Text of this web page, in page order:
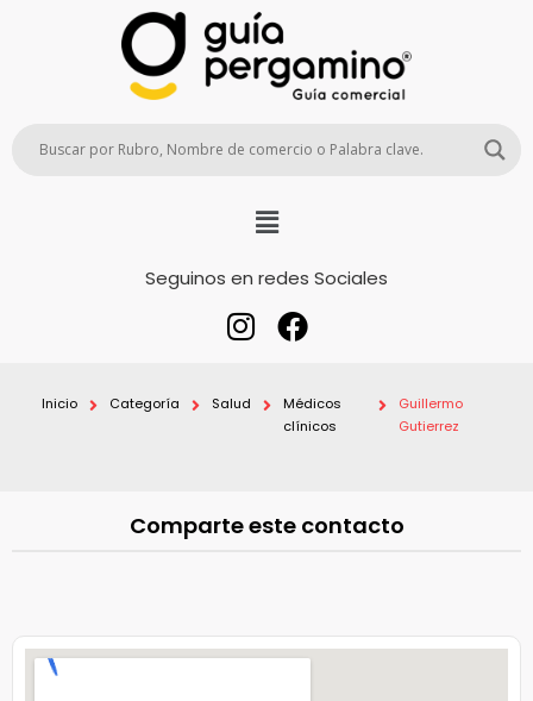
Seguinos en redes Sociales
Inicio Categoría Salud
Médicos
clínicos
Guillermo
Gutierrez
Comparte este contacto